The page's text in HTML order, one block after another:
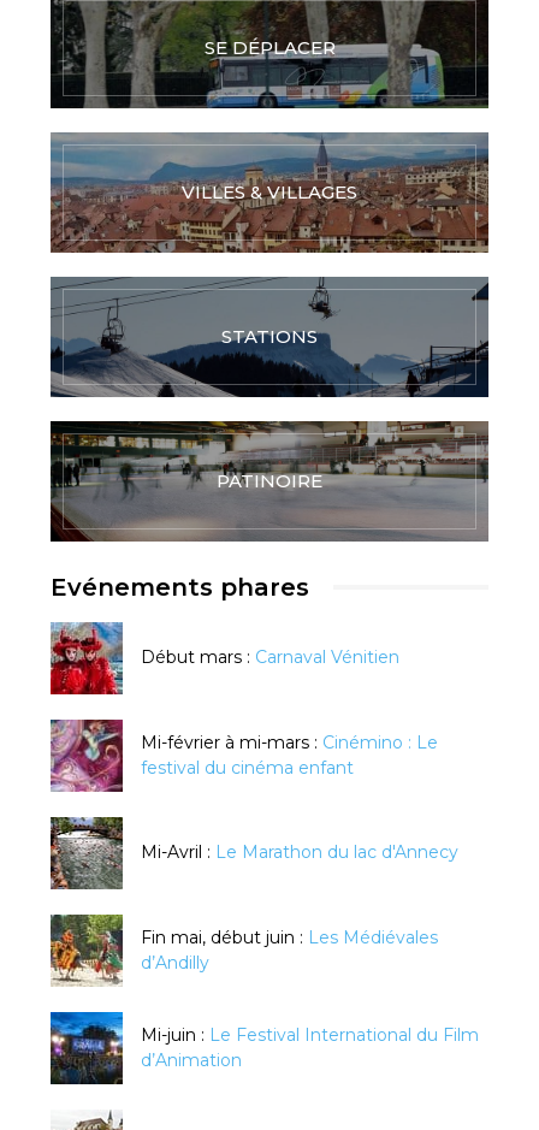
SE DÉPLACER
VILLES & VILLAGES
STATIONS
PATINOIRE
Evénements phares
Début mars : Carnaval Vénitien
Mi-février à mi-mars : Cinémino : Le
festival du cinéma enfant
Mi-Avril : Le Marathon du lac d'Annecy
Fin mai, début juin : Les Médiévales
d’Andilly
Mi-juin : Le Festival International du Film
d’Animation